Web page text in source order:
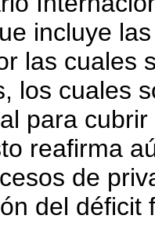
incluye
las cuales
los cuales
para
reafirma
de
del déficit